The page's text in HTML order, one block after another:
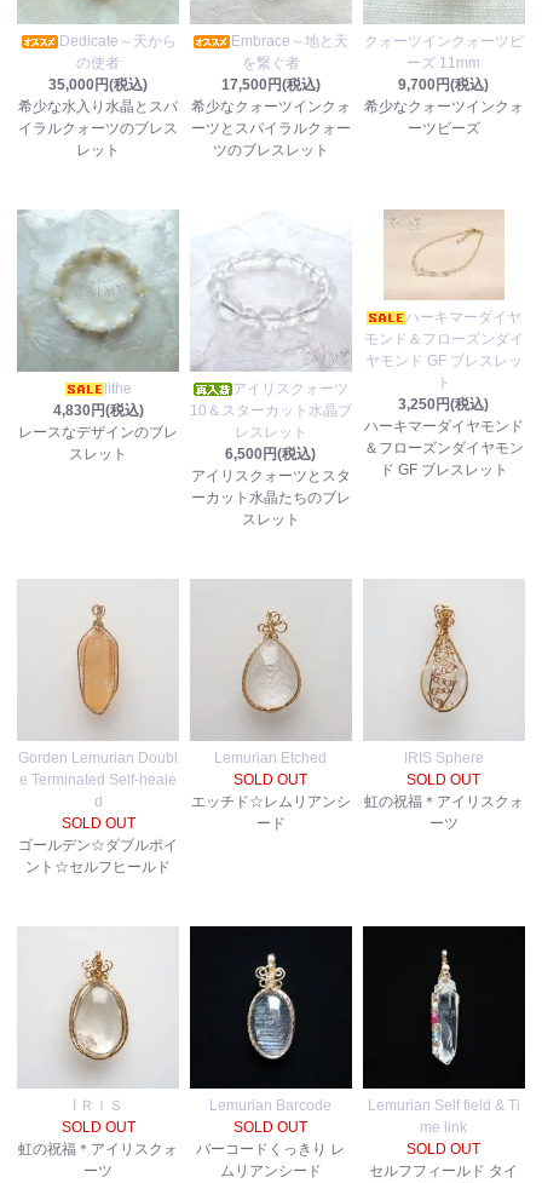
Dedicate～天から
の使者
35,000円(税込)
希少な水入り水晶とスパ
イラルクォーツのブレス
レット
Embrace～地と天
を繋ぐ者
17,500円(税込)
希少なクォーツインクォ
ーツとスパイラルクォー
ツのブレスレット
クォーツインクォーツビ
ーズ 11mm
9,700円(税込)
希少なクォーツインクォ
ーツビーズ
lithe
4,830円(税込)
レースなデザインのブレ
スレット
アイリスクォーツ
10＆スターカット水晶ブ
レスレット
6,500円(税込)
アイリスクォーツとスタ
ーカット水晶たちのブレ
スレット
ハーキマーダイヤ
モンド＆フローズンダイ
ヤモンド GF ブレスレッ
ト
3,250円(税込)
ハーキマーダイヤモンド
＆フローズンダイヤモン
ド GF ブレスレット
Gorden Lemurian Doubl
e Terminated Self-heale
d
SOLD OUT
ゴールデン☆ダブルポイ
ント☆セルフヒールド
Lemurian Etched
SOLD OUT
エッチド☆レムリアンシ
ード
IRIS Sphere
SOLD OUT
虹の祝福＊アイリスクォ
ーツ
I ＲＩＳ
SOLD OUT
虹の祝福＊アイリスクォ
ーツ
Lemurian Barcode
SOLD OUT
バーコードくっきり レ
ムリアンシード
Lemurian Self field & Ti
me link
SOLD OUT
セルフフィールド タイ